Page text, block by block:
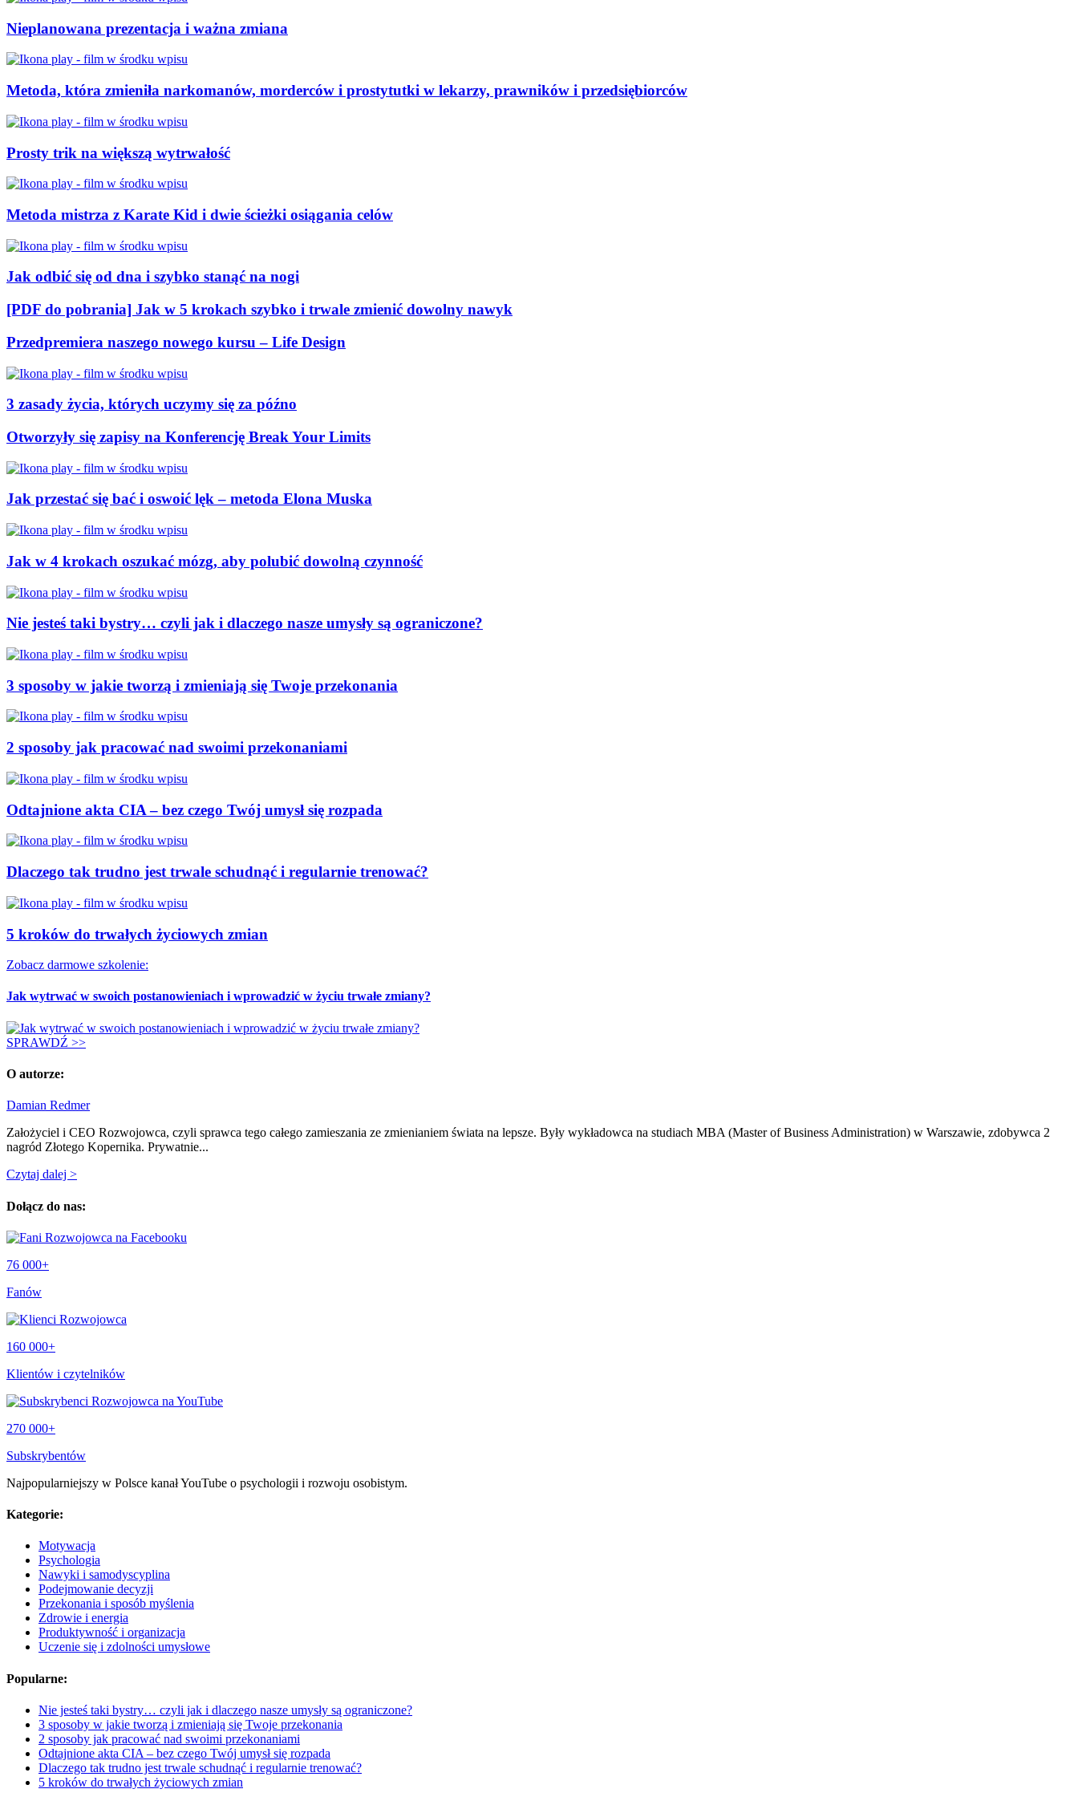
Nieplanowana prezentacja i ważna zmiana
Metoda, która zmieniła narkomanów, morderców i prostytutki w lekarzy, prawników i przedsiębiorców
Prosty trik na większą wytrwałość
Metoda mistrza z Karate Kid i dwie ścieżki osiągania celów
Jak odbić się od dna i szybko stanąć na nogi
[PDF do pobrania] Jak w 5 krokach szybko i trwale zmienić dowolny nawyk
Przedpremiera naszego nowego kursu – Life Design
3 zasady życia, których uczymy się za późno
Otworzyły się zapisy na Konferencję Break Your Limits
Jak przestać się bać i oswoić lęk – metoda Elona Muska
Jak w 4 krokach oszukać mózg, aby polubić dowolną czynność
Nie jesteś taki bystry… czyli jak i dlaczego nasze umysły są ograniczone?
​​​​3 sposoby w jakie tworzą i zmieniają się Twoje przekonania
2 sposoby jak pracować nad swoimi przekonaniami
Odtajnione akta CIA – bez czego Twój umysł się rozpada
Dlaczego tak trudno jest trwale schudnąć i regularnie trenować?
5 kroków do trwałych życiowych zmian
Zobacz darmowe szkolenie:
Jak wytrwać w swoich postanowieniach i wprowadzić w życiu trwałe zmiany?
SPRAWDŹ >>
O autorze:
Damian Redmer
Założyciel i CEO Rozwojowca, czyli sprawca tego całego zamieszania ze zmienianiem świata na lepsze. Były wykładowca na studiach MBA (Master of Business Administration) w Warszawie, zdobywca 2
nagród Złotego Kopernika. Prywatnie...
Czytaj dalej >
Dołącz do nas:
76 000+
Fanów
160 000+
Klientów i czytelników
270 000+
Subskrybentów
Najpopularniejszy w Polsce kanał YouTube o psychologii i rozwoju osobistym.
Kategorie:
Motywacja
Psychologia
Nawyki i samodyscyplina
Podejmowanie decyzji
Przekonania i sposób myślenia
Zdrowie i energia
Produktywność i organizacja
Uczenie się i zdolności umysłowe
Popularne:
Nie jesteś taki bystry… czyli jak i dlaczego nasze umysły są ograniczone?
​​​​3 sposoby w jakie tworzą i zmieniają się Twoje przekonania
2 sposoby jak pracować nad swoimi przekonaniami
Odtajnione akta CIA – bez czego Twój umysł się rozpada
Dlaczego tak trudno jest trwale schudnąć i regularnie trenować?
5 kroków do trwałych życiowych zmian